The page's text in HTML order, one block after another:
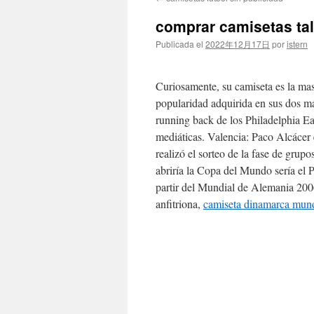
contenido
comprar camisetas
Publicada el 2022年12月17日 poristern
Curiosamente, su camiseta es la
popularidad adquirida en sus dos
running back de los Philadelphia
mediáticas. Valencia: Paco
realizó el sorteo de la fase de
abriría la Copa del Mundo sería el
partir del Mundial de Alemania
anfitriona, camiseta dinamarca